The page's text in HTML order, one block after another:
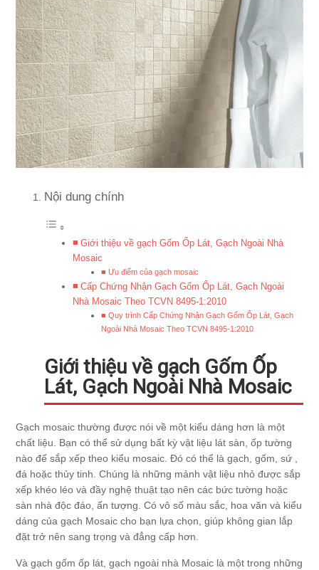
Nội dung chính
Giới thiệu về gạch Gốm Ốp Lát, Gạch Ngoài Nhà
Mosaic
Ưu điểm của gạch mosaic
Cấp Chứng Nhận Gạch Gốm Ốp Lát, Gạch Ngoài
Nhà Mosaic Theo TCVN 8495-1:2010
Quy trình Cấp Chứng Nhận Gạch Gốm Ốp Lát, Gạch
Ngoài Nhà Mosaic Theo TCVN 8495-1:2010
Giới thiệu về gạch Gốm Ốp
Lát, Gạch Ngoài Nhà Mosaic
Gạch mosaic thường được nói về một kiểu dáng hơn là một
chất liệu. Bạn có thể sử dụng bất kỳ vật liệu lát sàn, ốp tường
nào để sắp xếp theo kiểu mosaic. Đó có thể là gạch, gốm, sứ ,
đá hoặc thủy tinh. Chúng là những mảnh vật liệu nhỏ được sắp
xếp khéo léo và đầy nghệ thuật tạo nên các bức tường hoặc
sàn nhà độc đáo, ấn tượng. Có vô số màu sắc, hoa văn và kiểu
dáng của gạch Mosaic cho bạn lựa chọn, giúp không gian lắp
đặt trở nên sang trọng và đẳng cấp hơn.
Và gạch gốm ốp lát, gạch ngoài nhà Mosaic là một trong những